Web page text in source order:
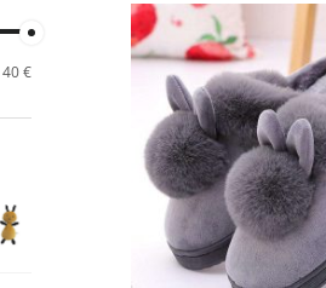
Prix
Prix
40 €